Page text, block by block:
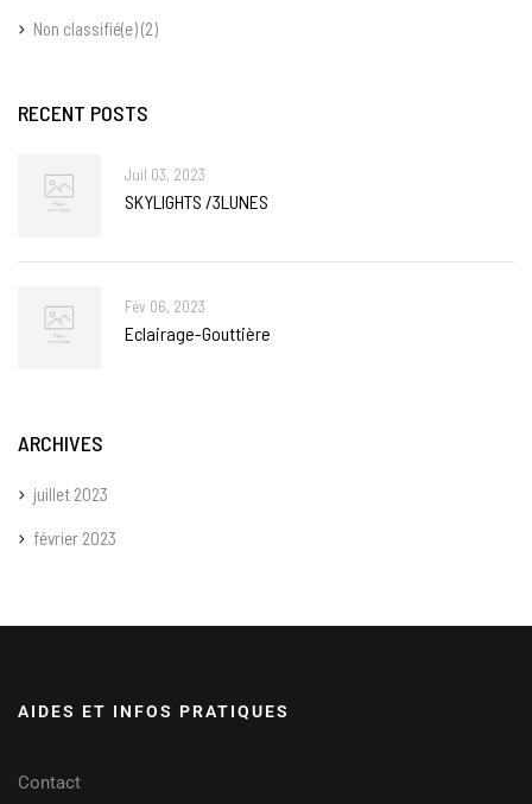
Non classifié(e)(2)
RECENT POSTS
Juil 03, 2023
SKYLIGHTS /3LUNES
Fév 06, 2023
Eclairage-Gouttière
ARCHIVES
juillet 2023
février 2023
AIDES ET INFOS PRATIQUES
Contact